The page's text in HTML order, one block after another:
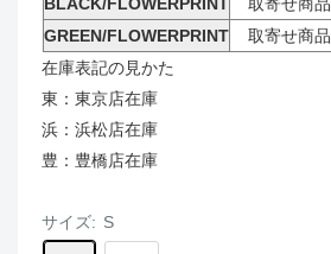
BLACK/FLOWERPRINT
取寄せ商品
GREEN/FLOWERPRINT
取寄せ商品
在庫表記の見かた
東：東京店在庫
浜：浜松店在庫
豊：豊橋店在庫
サイズ: S